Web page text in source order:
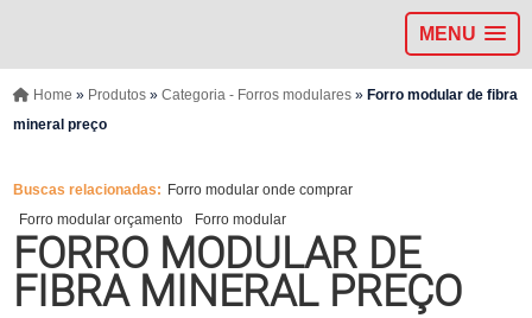
MENU
Home » Produtos» Categoria - Forros modulares» Forro modular de fibra
mineral preço
Buscas relacionadas: Forro modular onde comprar
Forro modular orçamento
Forro modular
FORRO MODULAR DE
FIBRA MINERAL PREÇO